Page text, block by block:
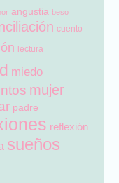
angustia beso
cuento
lectura
miedo
mujer
padre
reflexión
sueños